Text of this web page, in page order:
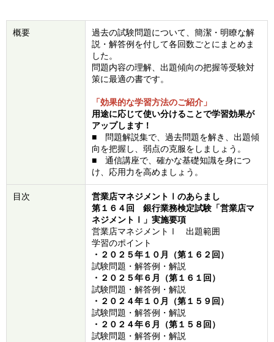
概要
過去の試験問題について、簡潔・明瞭な解
説・解答例を付して各回数ごとにまとめま
した。
問題内容の理解、出題傾向の把握等受験対
策に最適の書です。
「効果的な学習方法のご紹介」
用途に応じて使い分けることで学習効果が
アップします！
■ 問題解説集で、過去問題を解き、出題傾
向を把握し、 弱点の克服をしましょう。
■ 通信講座で、確かな基礎知識を身につ
け、応用力を高めましょう。
目次
営業店マネジメントⅠのあらまし
第１６４回 銀行業務検定試験「営業店マ
ネジメントⅠ」実施要項
営業店マネジメントⅠ 出題範囲
学習のポイント
・２０２５年１０月（第１６２回）
試験問題・解答例・解説
・２０２５年６月（第１６１回）
試験問題・解答例・解説
・２０２４年１０月（第１５９回）
試験問題・解答例・解説
・２０２４年６月（第１５８回）
試験問題・解答例・解説